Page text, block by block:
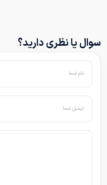
سوال یا نظری دارید؟
نام شما
ایمیل شما